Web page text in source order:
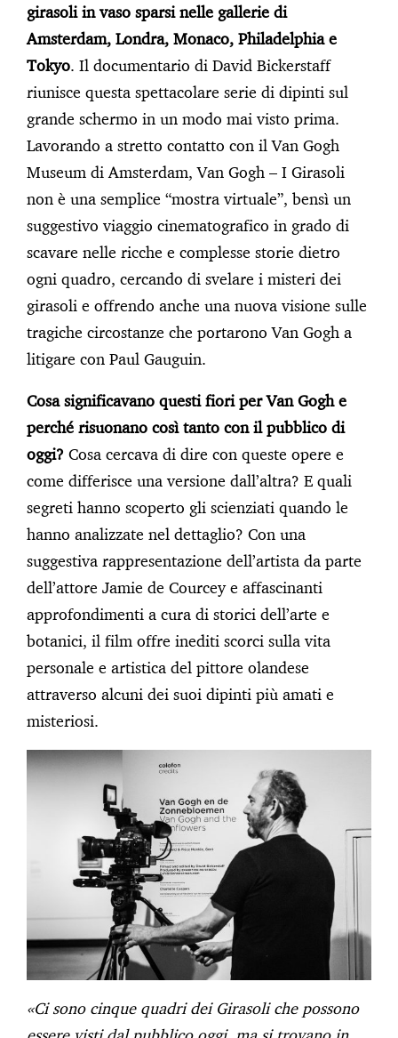
girasoli in vaso sparsi nelle gallerie di
Amsterdam, Londra, Monaco, Philadelphia e
Tokyo. Il documentario di David Bickerstaff
riunisce questa spettacolare serie di dipinti sul
grande schermo in un modo mai visto prima.
Lavorando a stretto contatto con il Van Gogh
Museum di Amsterdam, Van Gogh – I Girasoli
non è una semplice “mostra virtuale”, bensì un
suggestivo viaggio cinematografico in grado di
scavare nelle ricche e complesse storie dietro
ogni quadro, cercando di svelare i misteri dei
girasoli e offrendo anche una nuova visione sulle
tragiche circostanze che portarono Van Gogh a
litigare con Paul Gauguin.
Cosa significavano questi fiori per Van Gogh e
perché risuonano così tanto con il pubblico di
oggi? Cosa cercava di dire con queste opere e
come differisce una versione dall’altra? E quali
segreti hanno scoperto gli scienziati quando le
hanno analizzate nel dettaglio? Con una
suggestiva rappresentazione dell’artista da parte
dell’attore Jamie de Courcey e affascinanti
approfondimenti a cura di storici dell’arte e
botanici, il film offre inediti scorci sulla vita
personale e artistica del pittore olandese
attraverso alcuni dei suoi dipinti più amati e
misteriosi.
«Ci sono cinque quadri dei Girasoli che possono